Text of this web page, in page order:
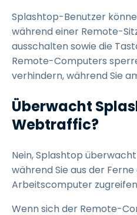
Splashtop-Benutzer
während einer Remote-
ausschalten sowie die
Remote-Computers
verhindern, während Sie
Überwacht
Webtraffic?
Nein, Splashtop
während Sie aus der
Arbeitscomputer
Wenn sich der Remote-